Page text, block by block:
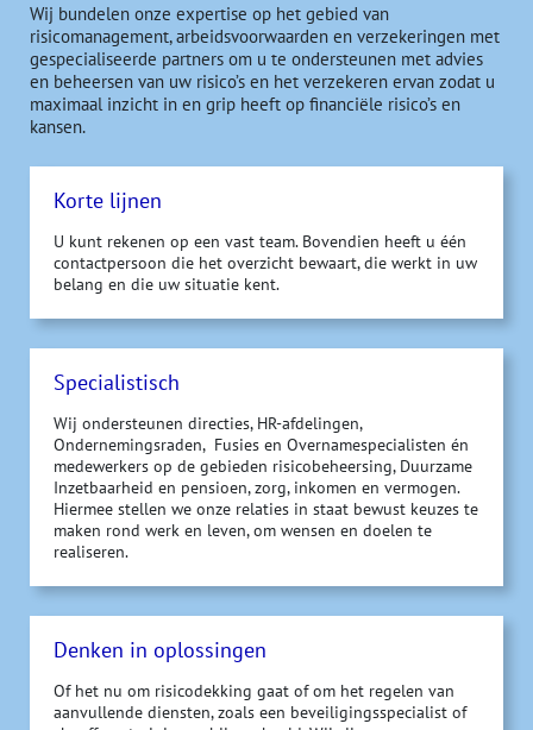
Wij bundelen onze expertise op het gebied van
risicomanagement, arbeidsvoorwaarden en verzekeringen met
gespecialiseerde partners om u te ondersteunen met advies
en beheersen van uw risico’s en het verzekeren ervan zodat u
maximaal inzicht in en grip heeft op financiële risico’s en
kansen.
Korte lijnen
U kunt rekenen op een vast team. Bovendien heeft u één
contactpersoon die het overzicht bewaart, die werkt in uw
belang en die uw situatie kent.
Specialistisch
Wij ondersteunen directies, HR-afdelingen,
Ondernemingsraden, Fusies en Overnamespecialisten én
medewerkers op de gebieden risicobeheersing, Duurzame
Inzetbaarheid en pensioen, zorg, inkomen en vermogen.
Hiermee stellen we onze relaties in staat bewust keuzes te
maken rond werk en leven, om wensen en doelen te
realiseren.
Denken in oplossingen
Of het nu om risicodekking gaat of om het regelen van
aanvullende diensten, zoals een beveiligingsspecialist of